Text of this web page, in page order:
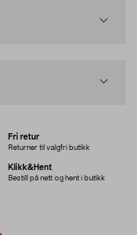
Fri retur
Returner til valgfri butikk
Klikk&Hent
Bestill på nett og hent i butikk